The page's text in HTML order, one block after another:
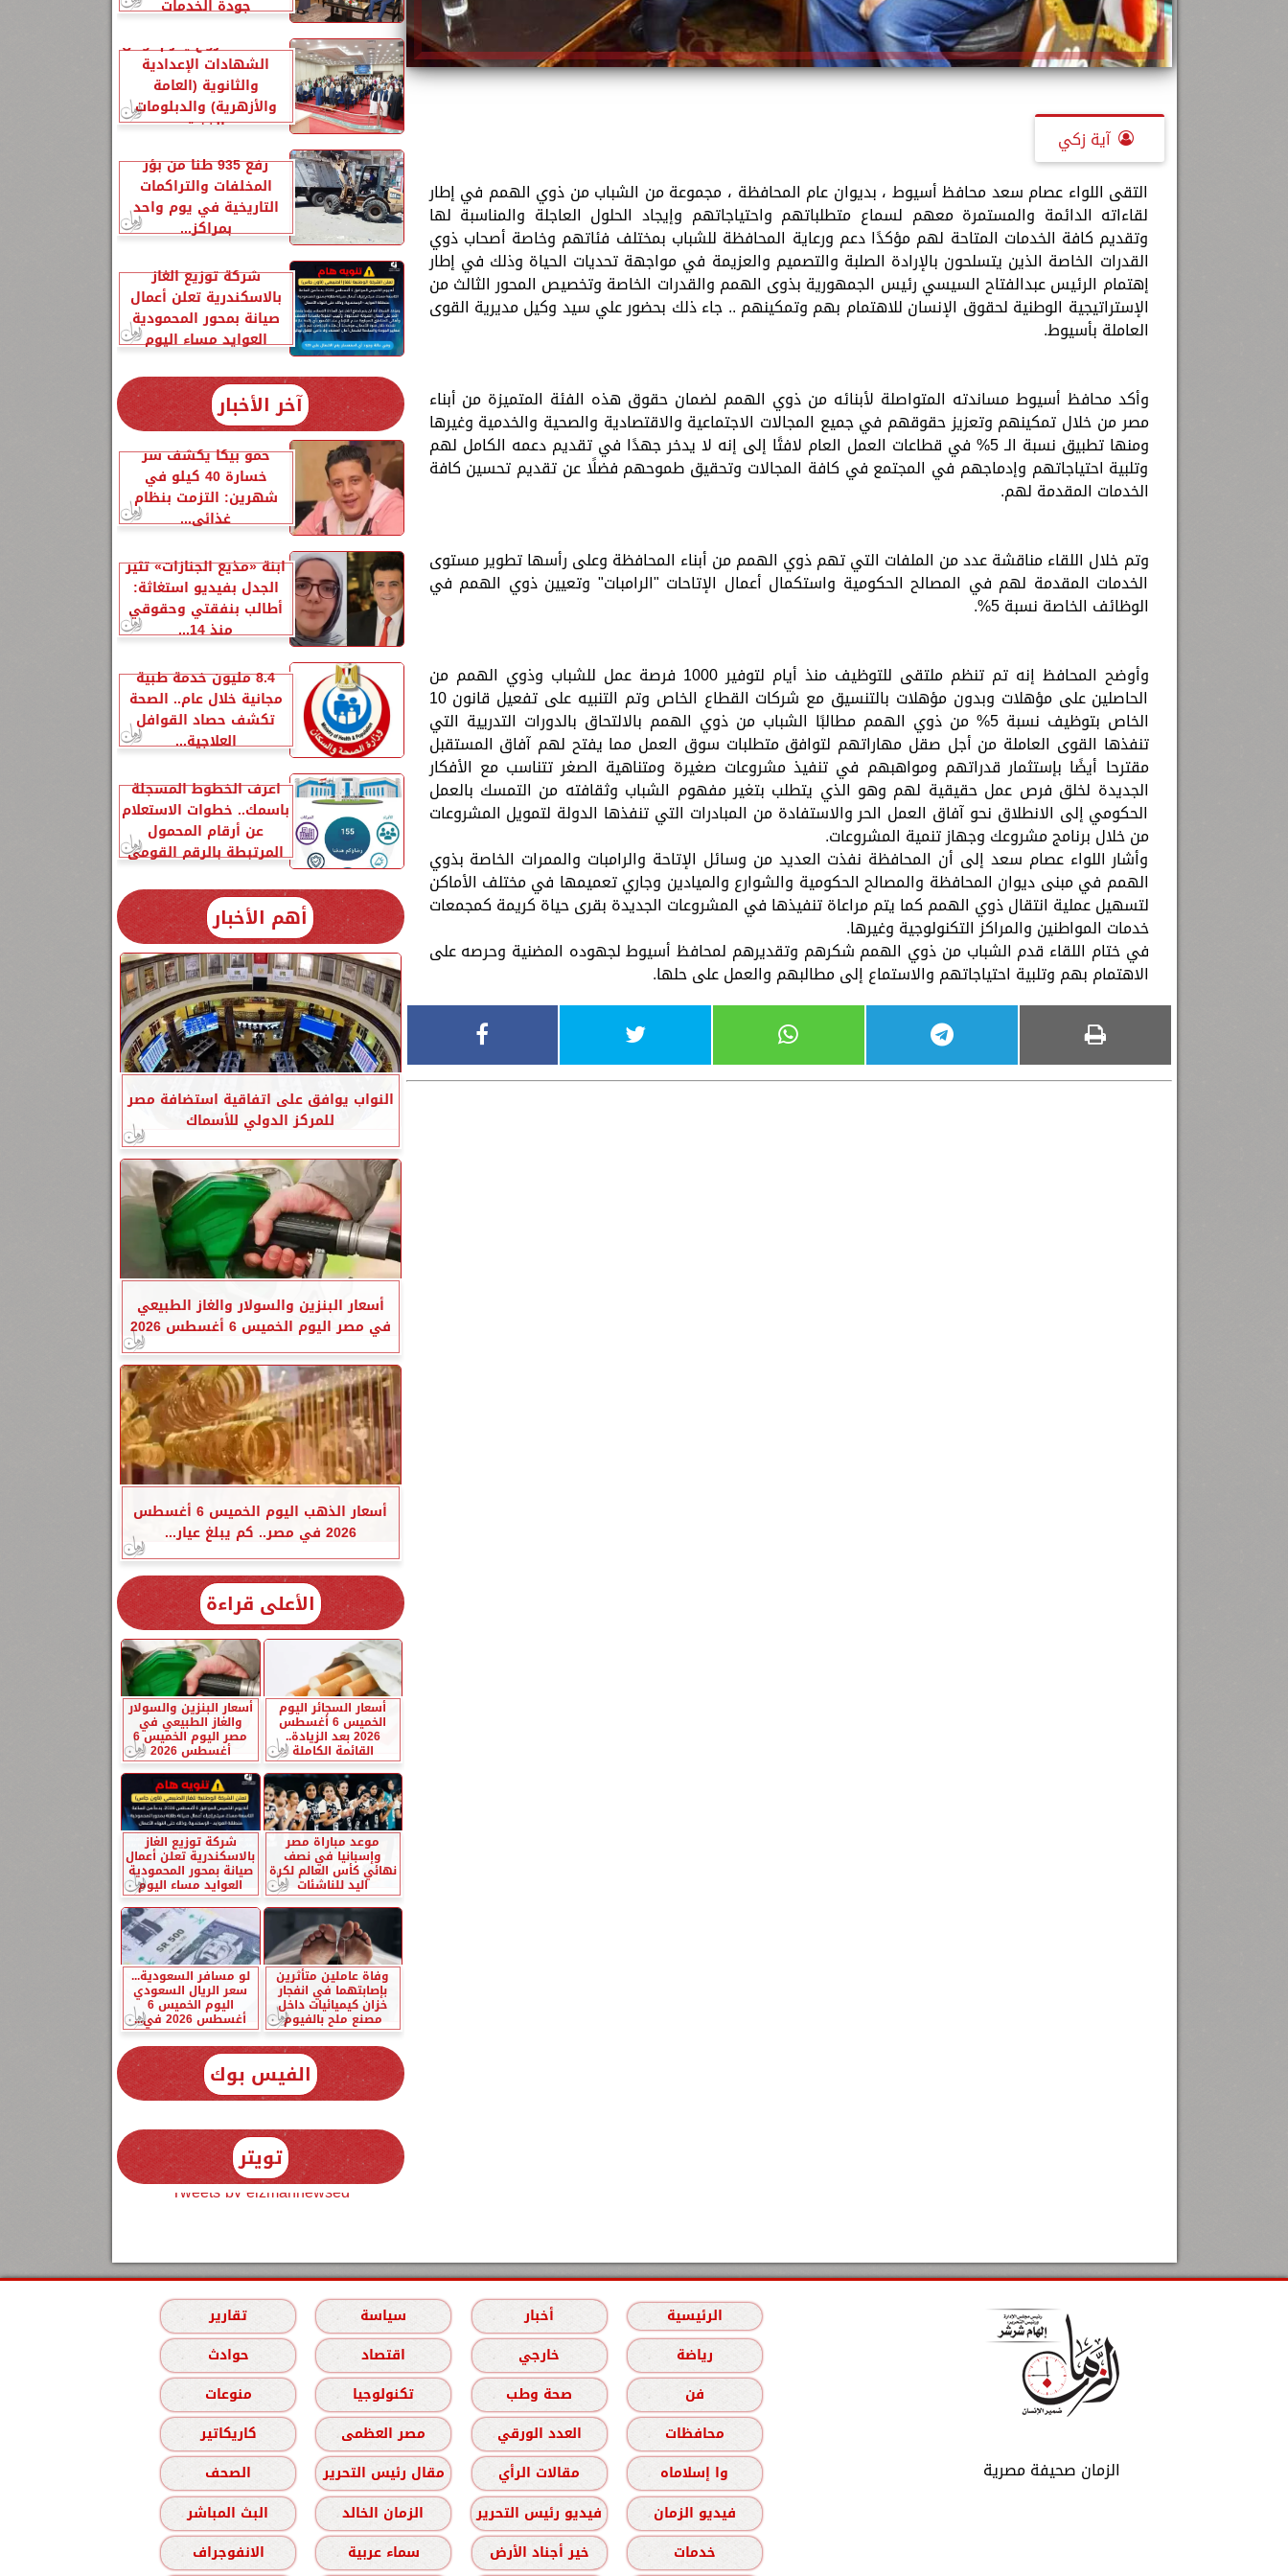
آية زكي
التقى اللواء عصام سعد محافظ أسيوط ، بديوان عام المحافظة ، مجموعة من الشباب من ذوي الهمم في إطار
لقاءاته الدائمة والمستمرة معهم لسماع متطلباتهم واحتياجاتهم وإيجاد الحلول العاجلة والمناسبة لها
وتقديم كافة الخدمات المتاحة لهم مؤكدًا دعم ورعاية المحافظة للشباب بمختلف فئاتهم وخاصة أصحاب ذوي
القدرات الخاصة الذين يتسلحون بالإرادة الصلبة والتصميم والعزيمة في مواجهة تحديات الحياة وذلك في إطار
إهتمام الرئيس عبدالفتاح السيسي رئيس الجمهورية بذوى الهمم والقدرات الخاصة وتخصيص المحور الثالث من
الإستراتيجية الوطنية لحقوق الإنسان للاهتمام بهم وتمكينهم .. جاء ذلك بحضور علي سيد وكيل مديرية القوى
العاملة بأسيوط.
وأكد محافظ أسيوط مساندته المتواصلة لأبنائه من ذوي الهمم لضمان حقوق هذه الفئة المتميزة من أبناء
مصر من خلال تمكينهم وتعزيز حقوقهم في جميع المجالات الاجتماعية والاقتصادية والصحية والخدمية وغيرها
ومنها تطبيق نسبة الـ 5% في قطاعات العمل العام لافتًا إلى إنه لا يدخر جهدًا في تقديم دعمه الكامل لهم
وتلبية احتياجاتهم وإدماجهم في المجتمع في كافة المجالات وتحقيق طموحهم فضلًا عن تقديم تحسين كافة
الخدمات المقدمة لهم.
وتم خلال اللقاء مناقشة عدد من الملفات التي تهم ذوي الهمم من أبناء المحافظة وعلى رأسها تطوير مستوى
الخدمات المقدمة لهم في المصالح الحكومية واستكمال أعمال الإتاحات "الرامبات" وتعيين ذوي الهمم في
الوظائف الخاصة نسبة 5%.
وأوضح المحافظ إنه تم تنظم ملتقى للتوظيف منذ أيام لتوفير 1000 فرصة عمل للشباب وذوي الهمم من
الحاصلين على مؤهلات وبدون مؤهلات بالتنسيق مع شركات القطاع الخاص وتم التنبيه على تفعيل قانون 10
الخاص بتوظيف نسبة 5% من ذوي الهمم مطالبًا الشباب من ذوي الهمم بالالتحاق بالدورات التدريية التي
تنفذها القوى العاملة من أجل صقل مهاراتهم لتوافق متطلبات سوق العمل مما يفتح لهم آفاق المستقبل
مقترحا أيضًا بإستثمار قدراتهم ومواهبهم في تنفيذ مشروعات صغيرة ومتناهية الصغر تتناسب مع الأفكار
الجديدة لخلق فرص عمل حقيقية لهم وهو الذي يتطلب بتغير مفهوم الشباب وثقافته من التمسك بالعمل
الحكومي إلى الانطلاق نحو آفاق العمل الحر والاستفادة من المبادرات التي تنفذها الدولة لتمويل المشروعات
من خلال برنامج مشروعك وجهاز تنمية المشروعات.
وأشار اللواء عصام سعد إلى أن المحافظة نفذت العديد من وسائل الإتاحة والرامبات والممرات الخاصة بذوي
الهمم في مبنى ديوان المحافظة والمصالح الحكومية والشوارع والميادين وجاري تعميمها في مختلف الأماكن
لتسهيل عملية انتقال ذوي الهمم كما يتم مراعاة تنفيذها في المشروعات الجديدة بقرى حياة كريمة كمجمعات
خدمات المواطنين والمراكز التكنولوجية وغيرها.
في ختام اللقاء قدم الشباب من ذوي الهمم شكرهم وتقديرهم لمحافظ أسيوط لجهوده المضنية وحرصه على
الاهتمام بهم وتلبية احتياجاتهم والاستماع إلى مطالبهم والعمل على حلها.
جودة الخدمات
محافظ مطروح يكرم أوائل
الشهادات الإعدادية
والثانوية (العامة
والأزهرية) والدبلومات
الفنية
رفع 935 طنًا من بؤر
المخلفات والتراكمات
التاريخية في يوم واحد
بمراكز...
شركة توزيع الغاز
بالاسكندرية تعلن أعمال
صيانة بمحور المحمودية
العوايد مساء اليوم
آخر الأخبار
حمو بيكا يكشف سر
خسارة 40 كيلو في
شهرين: التزمت بنظام
غذائي...
ابنة «مذيع الجنازات» تثير
الجدل بفيديو استغاثة:
أطالب بنفقتي وحقوقي
منذ 14...
8.4 مليون خدمة طبية
مجانية خلال عام.. الصحة
تكشف حصاد القوافل
العلاجية...
اعرف الخطوط المسجلة
باسمك.. خطوات الاستعلام
عن أرقام المحمول
المرتبطة بالرقم القومي
أهم الأخبار
النواب يوافق على اتفاقية استضافة مصر
للمركز الدولي للأسماك
أسعار البنزين والسولار والغاز الطبيعي
في مصر اليوم الخميس 6 أغسطس 2026
أسعار الذهب اليوم الخميس 6 أغسطس
2026 في مصر.. كم يبلغ عيار...
الأعلى قراءة
أسعار السجائر اليوم
الخميس 6 أغسطس
2026 بعد الزيادة..
القائمة الكاملة
أسعار البنزين والسولار
والغاز الطبيعي في
مصر اليوم الخميس 6
أغسطس 2026
موعد مباراة مصر
وإسبانيا في نصف
نهائي كأس العالم لكرة
اليد للناشئات
شركة توزيع الغاز
بالاسكندرية تعلن أعمال
صيانة بمحور المحمودية
العوايد مساء اليوم
وفاة عاملين متأثرين
بإصابتهما في انفجار
خزان كيميائيات داخل
مصنع ملح بالفيوم
لو مسافر السعودية...
سعر الريال السعودي
اليوم الخميس 6
أغسطس 2026 في...
الفيس بوك
تويتر
Tweets by elzmannewseg
الزمان صحيفة مصرية
الرئيسية أخبار سياسة
تقارير
رياضة
خارجي اقتصاد
حوادث
فن
صحة وطب تكنولوجيا
منوعات
محافظات
العدد الورقي مصر العظمى
كاريكاتير
وا إسلاماه
مقالات الرأي مقال رئيس التحرير
الصحف
فيديو الزمان
فيديو رئيس التحرير الزمان الخالد
البث المباشر
خدمات
خير أجناد الأرض سماء عربية الانفوجراف